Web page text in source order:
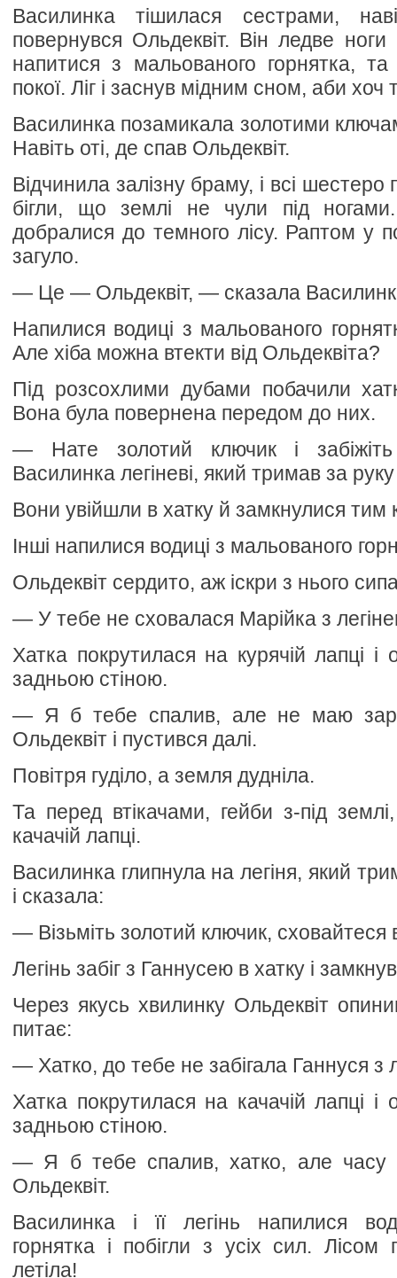
Василинка тішилася сестрами,
повернувся Ольдеквіт. Він ледве ноги
напитися з мальованого горнятка,
покої. Ліг і заснув мідним сном, аби хоч
Василинка позамикала золотими
Навіть оті, де спав Ольдеквіт.
Відчинила залізну браму, і всі шестеро
бігли, що землі не чули під
добралися до темного лісу. Раптом у
загуло.
— Це — Ольдеквіт, — сказала
Напилися водиці з мальованого
Але хіба можна втекти від Ольдеквіта?
Під розсохлими дубами побачили
Вона була повернена передом до них.
— Нате золотий ключик і
Василинка легіневі, який тримав за
Вони увійшли в хатку й замкнулися тим
Інші напилися водиці з мальованого
Ольдеквіт сердито, аж іскри з нього
— У тебе не сховалася Марійка з
Хатка покрутилася на курячій лапці і
задньою стіною.
— Я б тебе спалив, але не маю
Ольдеквіт і пустився далі.
Повітря гуділо, а земля дудніла.
Та перед втікачами, гейби з-під
качачій лапці.
Василинка глипнула на легіня, який
і сказала:
— Візьміть золотий ключик, сховайтеся
Легінь забіг з Ганнусею в хатку і
Через якусь хвилинку Ольдеквіт
питає:
— Хатко, до тебе не забігала Ганнуся з
Хатка покрутилася на качачій лапці і
задньою стіною.
— Я б тебе спалив, хатко, але
Ольдеквіт.
Василинка і її легінь напилися
горнятка і побігли з усіх сил.
летіла!